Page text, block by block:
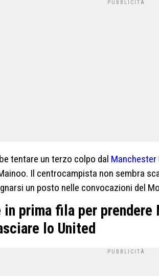
tentare un terzo colpo dal Manchester
Il centrocampista non sembra
un posto nelle convocazioni del
prima fila per prendere
lo United